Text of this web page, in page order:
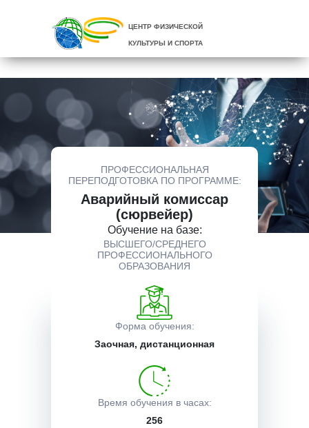
ЦЕНТР ФИЗИЧЕСКОЙ
КУЛЬТУРЫ И СПОРТА
ПРОФЕССИОНАЛЬНАЯ
ПЕРЕПОДГОТОВКА ПО ПРОГРАММЕ:
Аварийный комиссар
(сюрвейер)
Обучение на базе:
ВЫСШЕГО/СРЕДНЕГО
ПРОФЕССИОНАЛЬНОГО
ОБРАЗОВАНИЯ
Форма обучения:
Заочная, дистанционная
Время обучения в часах:
256
Описание курса
Получаемые документы